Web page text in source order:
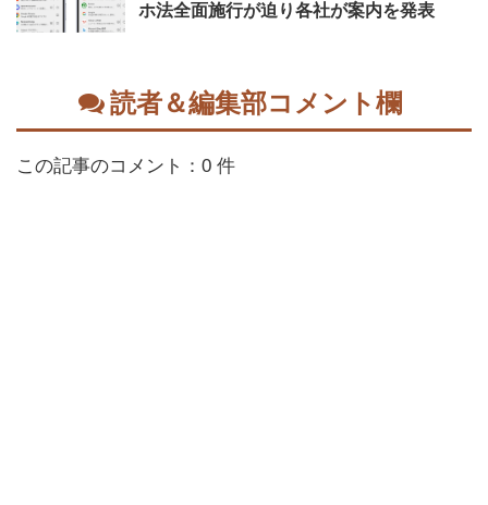
ホ法全面施行が迫り各社が案内を発表
読者＆編集部コメント欄
この記事のコメント：0 件